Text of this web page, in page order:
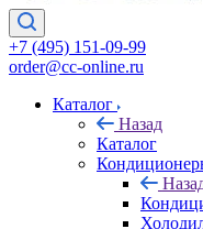
+7 (495) 151-09-99
order@cc-online.ru
Каталог
Назад
Каталог